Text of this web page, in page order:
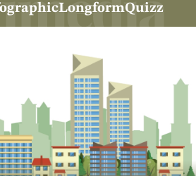
LongformQuizz